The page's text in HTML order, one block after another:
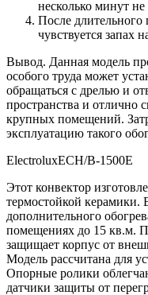
несколько минут не
После длительного
чувствуется запах
Вывод. Данная модель
особого труда может
обращаться с дрелью и
пространства и отлично
крупных помещений.
эксплуатацию такого
ElectroluxECH/B-1500E
Этот конвектор
термостойкой керамики.
дополнительного
помещениях до 15 кв.м.
защищает корпус от
Модель рассчитана для
Опорные ролики
датчики защиты от